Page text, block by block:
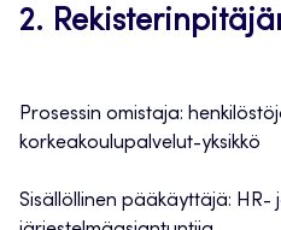
2.
Prosessin omistaja:
korkeakoulupalvelut-yksikkö
Sisällöllinen pääkäyttäjä: